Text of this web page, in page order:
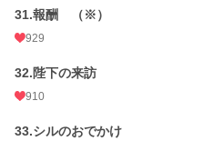
31.報酬 （※）
929
32.陛下の来訪
910
33.シルのおでかけ